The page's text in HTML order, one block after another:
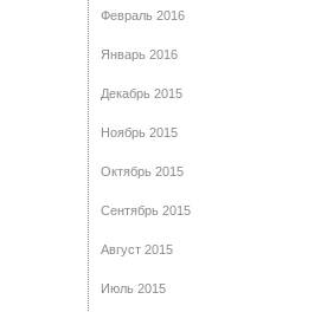
Февраль 2016
Январь 2016
Декабрь 2015
Ноябрь 2015
Октябрь 2015
Сентябрь 2015
Август 2015
Июль 2015